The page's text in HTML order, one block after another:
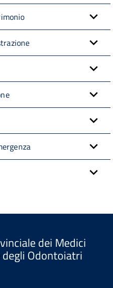
dei Medici
Odontoiatri